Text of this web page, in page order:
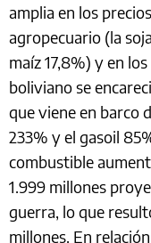
amplia en los
agropecuario (la
maíz 17,8%) y en
boliviano se
que viene en barco
233% y el gasoil
combustible
1.999 millones
guerra, lo que
millones. En